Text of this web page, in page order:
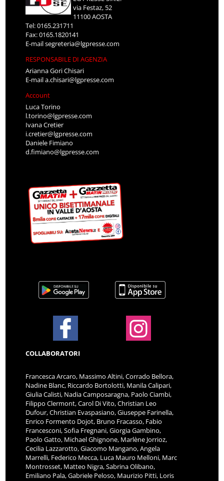
via Festaz, 52
11100 AOSTA
Tel: 0165.231711
Fax: 0165.1820141
E-mailsegreteria@lgpresse.com
RESPONSABILE DI AGENZIA
Arianna Gori Chisari
E-maila.chisari@lgpresse.com
Account
Luca Torino
l.torino@lgpresse.com
Ivana Cretier
i.cretier@lgpresse.com
Daniele Fimiano
d.fimiano@lgpresse.com
COLLABORATORI
Francesca Arcaro, Massimo Altini, Corrado Bellora,
Nadine Blanc, Riccardo Bortolotti, Manila Calipari,
Giulia Calisti, Nadia Camposaragna, Paolo Ciambi,
Filippo Clermont, Carol Di Vito, Christian Leo
Dufour, Christian Evaspasiano, Giuseppe Farinella,
Enrico Formento Dojot, Bruno Fracasso, Fabio
Francesconi, Sofia Fregnani, Giorgia Gambino,
Paolo Gatto, Michael Ghignone, Marlène Jorrioz,
Cecilia Lazzarotto, Giacomo Mangano, Angela
Marrelli, Federico Mecca, Luca Mauro Melloni, Marc
Montrosset, Matteo Nigra, Sabrina Olibano,
Emiliano Pala, Gabriele Peloso, Maurizio Pitti, Loris